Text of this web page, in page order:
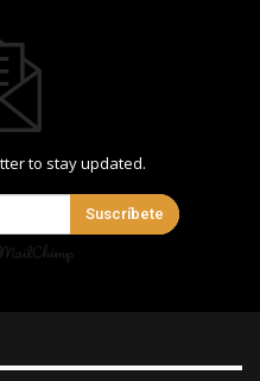
to stay updated.
Suscríbete